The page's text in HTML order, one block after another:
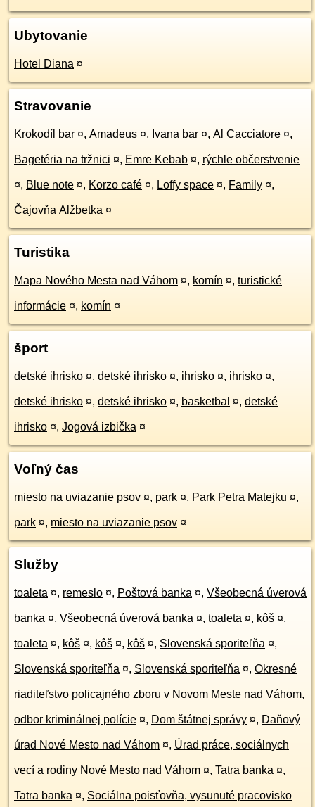
Ubytovanie
Hotel Diana ¤
Stravovanie
Krokodíl bar ¤, Amadeus ¤, Ivana bar ¤, Al Cacciatore ¤,
Bagetéria na tržnici ¤, Emre Kebab ¤, rýchle občerstvenie
¤, Blue note ¤, Korzo café ¤, Loffy space ¤, Family ¤,
Čajovňa Alžbetka ¤
Turistika
Mapa Nového Mesta nad Váhom ¤, komín ¤, turistické
informácie ¤, komín ¤
šport
detské ihrisko ¤, detské ihrisko ¤, ihrisko ¤, ihrisko ¤,
detské ihrisko ¤, detské ihrisko ¤, basketbal ¤, detské
ihrisko ¤, Jogová izbička ¤
Voľný čas
miesto na uviazanie psov ¤, park ¤, Park Petra Matejku ¤,
park ¤, miesto na uviazanie psov ¤
Služby
toaleta ¤, remeslo ¤, Poštová banka ¤, Všeobecná úverová
banka ¤, Všeobecná úverová banka ¤, toaleta ¤, kôš ¤,
toaleta ¤, kôš ¤, kôš ¤, kôš ¤, Slovenská sporiteľňa ¤,
Slovenská sporiteľňa ¤, Slovenská sporiteľňa ¤, Okresné
riaditeľstvo policajného zboru v Novom Meste nad Váhom,
odbor kriminálnej polície ¤, Dom štátnej správy ¤, Daňový
úrad Nové Mesto nad Váhom ¤, Úrad práce, sociálnych
vecí a rodiny Nové Mesto nad Váhom ¤, Tatra banka ¤,
Tatra banka ¤, Sociálna poisťovňa, vysunuté pracovisko